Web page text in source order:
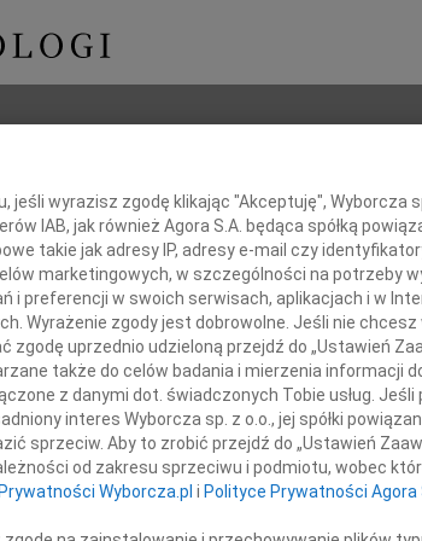
o śmierci
Imię i
INNE
Sylwii
Arlecie
Pani
Z
jeśli wyrazisz zgodę klikając "Akceptuję", Wyborcza
IAB, jak również Agora S.A. będąca spółką
takie jak adresy IP, adresy e-mail czy
marketingowych, w szczególności na potrzeby
i preferencji w swoich serwisach, aplikacjach i w
Wyrażenie zgody jest dobrowolne. Jeśli nie
uprzednio udzieloną przejdź do „Ustawień
także do celów badania i mierzenia informacji
z danymi dot. świadczonych Tobie usług.
interes Wyborcza sp. z o.o., jej spółki
sprzeciw. Aby to zrobić przejdź do „Ustawień
od zakresu sprzeciwu i podmiotu, wobec
Wyborcza.pl i Polityce Prywatności Agora